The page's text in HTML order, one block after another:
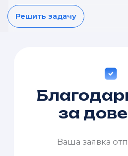
Решить задачу
Благодарим вас
за доверие!
Ваша заявка отправлена.